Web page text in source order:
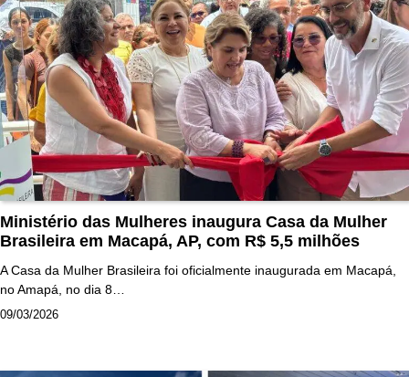
Ministério das Mulheres inaugura Casa da Mulher
Brasileira em Macapá, AP, com R$ 5,5 milhões
A Casa da Mulher Brasileira foi oficialmente inaugurada em Macapá,
no Amapá, no dia 8…
09/03/2026